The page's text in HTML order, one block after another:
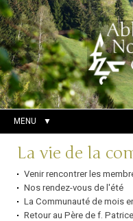
Aller
au
contenu.
|
Aller
à
la
navigation
Outils
personnels
Chercher par
Recherche
avancée…
MENU
Navigation
La vie de la
Venir rencontrer les
Nos rendez-vous de l'été
La Communauté de mois
Retour au Père de f. Patrice